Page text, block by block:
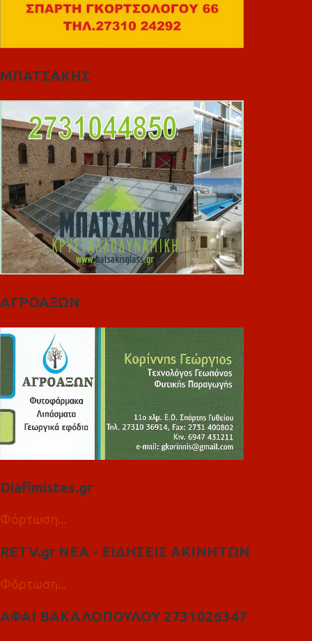
ΜΠΑΤΣΑΚΗΣ
ΑΓΡΟΑΞΩΝ
Diafimistes.gr
Φόρτωση...
RETV.gr ΝΕΑ - ΕΙΔΗΣΕΙΣ ΑΚΙΝΗΤΩΝ
Φόρτωση...
ΑΦΑΙ ΒΑΚΑΛΟΠΟΥΛΟΥ 2731026347